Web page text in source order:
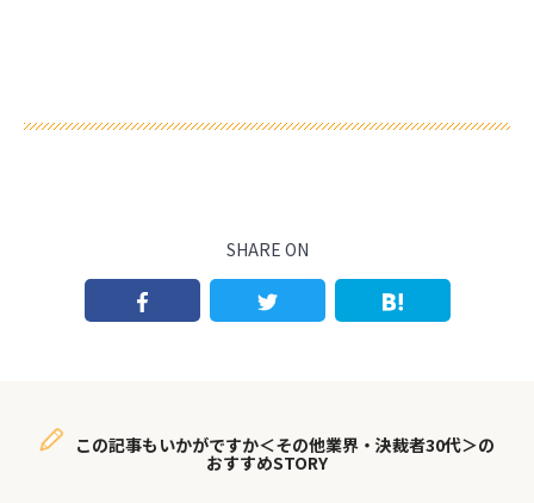
SHARE ON
この記事もいかがですか＜その他業界・決裁者30代＞の
おすすめSTORY